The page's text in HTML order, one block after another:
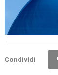
Condividi